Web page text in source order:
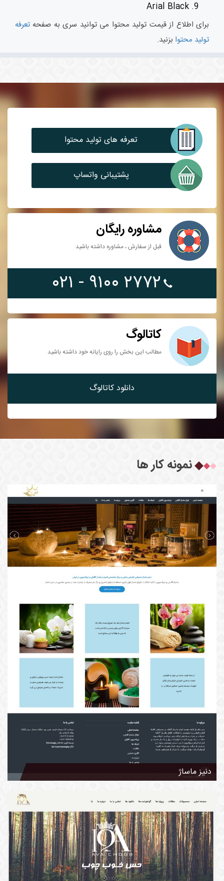
Arial Black
برای اطلاع از قیمت تولید محتوا می توانید سری به صفحه تعرفه
تولید محتوا بزنید.
تعرفه های تولید محتوا
پشتیبانی واتساپ
مشاوره رایگان
قبل از سفارش ، مشاوره داشته باشید
۲۷۷۲ ۹۱۰۰ - ۰۲۱
کاتالوگ
مطالب این بخش را روی رایانه خود داشته باشید
دانلود کاتالوگ
نمونه کار ها
دنیز ماساژ